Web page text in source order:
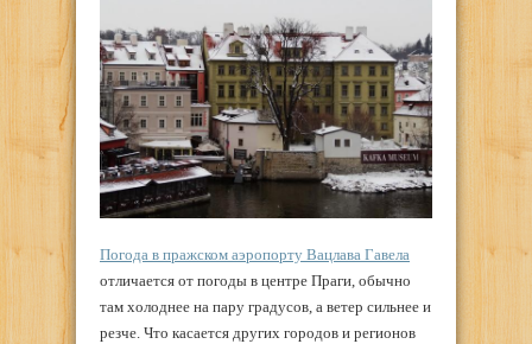
Погода в пражском аэропорту Вацлава Гавела
отличается от погоды в центре Праги, обычно
там холоднее на пару градусов, а ветер сильнее и
резче. Что касается других городов и регионов